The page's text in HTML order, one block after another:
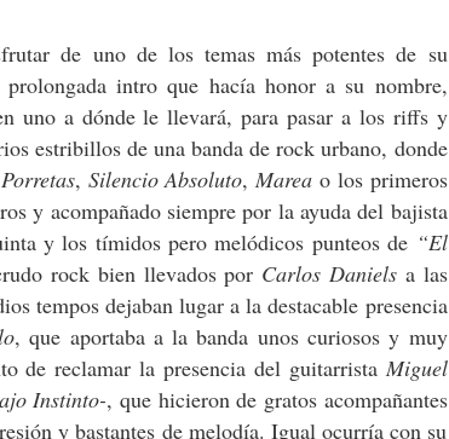
de uno de los temas más potentes de su
intro que hacía honor a su nombre,
uno a dónde le llevará, para pasar a los riffs y
estribillos de una banda de rock urbano, donde
Porretas, Silencio Absoluto,Marea o los primeros
y acompañado siempre por la ayuda del bajista
y los tímidos pero melódicos punteos de “El
rock bien llevados por Carlos Danielsa las
tempos dejaban lugar a la destacable presencia
, que aportaba a la banda unos curiosos y muy
de reclamar la presencia del guitarrista Miguel
Instinto-, que hicieron de gratos acompañantes
y bastantes de melodía. Igual ocurría con su